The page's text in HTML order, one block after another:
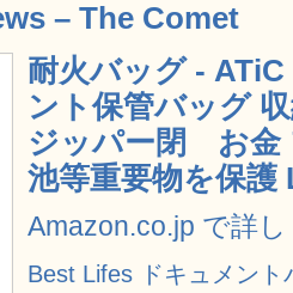
– The Comet
耐火バッグ -
ント保管バッグ
ジッパー閉 お金
池等重要物を保
Amazon.co.jp で詳
Best Lifes ドキュメン